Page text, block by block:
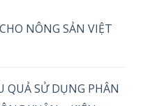
NÔNG SẢN VIỆT